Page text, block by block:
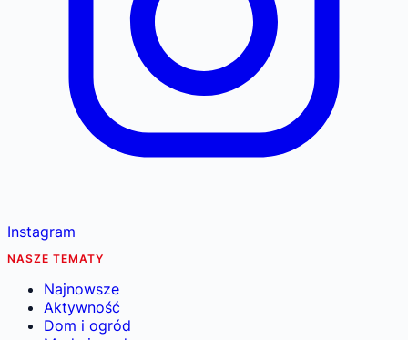
Instagram
NASZE TEMATY
Najnowsze
Aktywność
Dom i ogród